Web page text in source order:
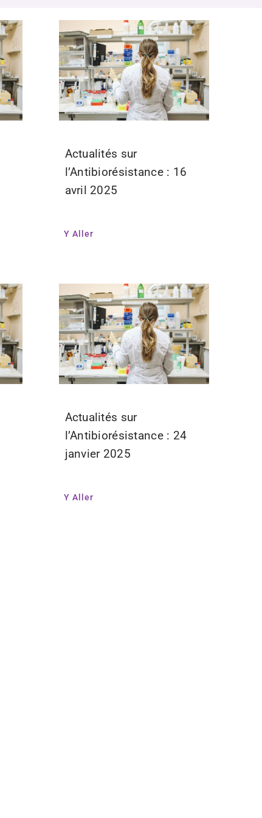
Actualités sur
l’Antibiorésistance : 16
avril 2025
Y Aller
Actualités sur
l’Antibiorésistance : 24
janvier 2025
Y Aller